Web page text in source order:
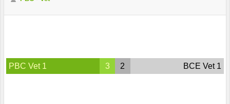
PBC Vet 1 3 2 BCE Vet 1